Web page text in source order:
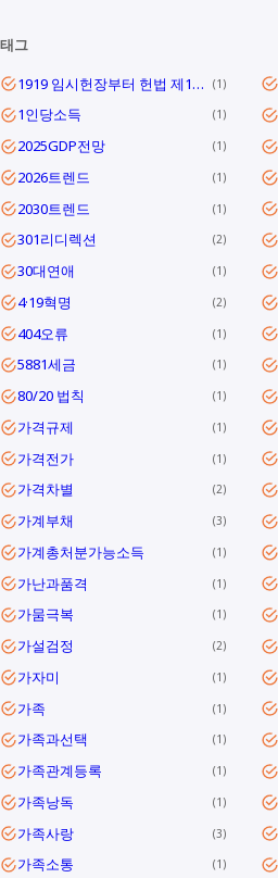
태그
1919 임시헌장부터 헌법 제1조까지
1
1인당소득 1
2025GDP전망 1
2026트렌드 1
2030트렌드 1
301리디렉션 2
30대연애 1
4·19혁명 2
404오류 1
5881세금 1
80/20 법칙 1
가격규제 1
가격전가 1
가격차별 2
가계부채 3
가계총처분가능소득 1
가난과품격 1
가뭄극복 1
가설검정 2
가자미 1
가족 1
가족과선택 1
가족관계등록 1
가족낭독 1
가족사랑 3
가족소통 1